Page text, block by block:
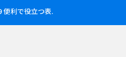
便利で役立つ表.